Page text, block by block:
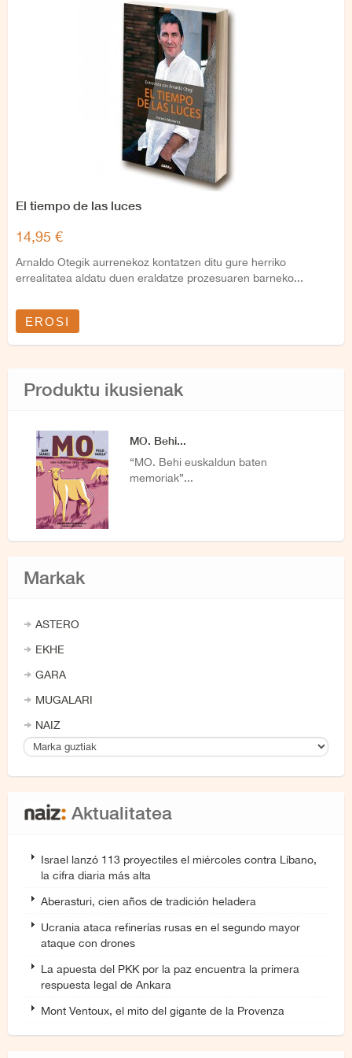
El tiempo de las luces
14,95 €
Arnaldo Otegik aurrenekoz kontatzen ditu gure herriko
errealitatea aldatu duen eraldatze prozesuaren barneko...
EROSI
Produktu ikusienak
MO. Behi...
“MO. Behi euskaldun baten
memoriak”...
Markak
ASTERO
EKHE
GARA
MUGALARI
NAIZ
Aktualitatea
Israel lanzó 113 proyectiles el miércoles contra Líbano,
la cifra diaria más alta
Aberasturi, cien años de tradición heladera
Ucrania ataca refinerías rusas en el segundo mayor
ataque con drones
La apuesta del PKK por la paz encuentra la primera
respuesta legal de Ankara
Mont Ventoux, el mito del gigante de la Provenza